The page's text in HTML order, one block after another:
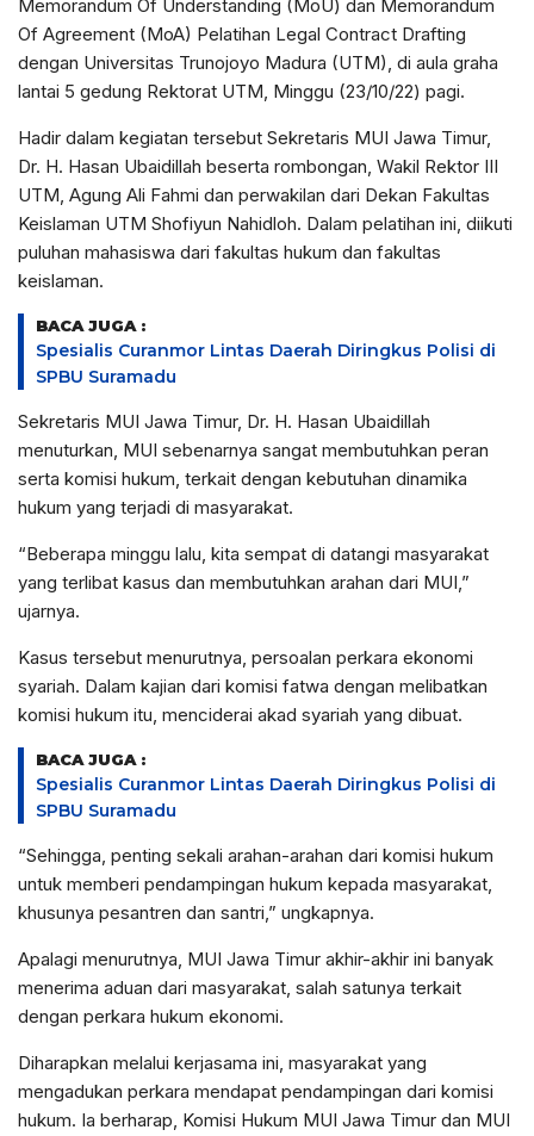
Memorandum Of Understanding (MoU) dan Memorandum
Of Agreement (MoA) Pelatihan Legal Contract Drafting
dengan Universitas Trunojoyo Madura (UTM), di aula graha
lantai 5 gedung Rektorat UTM, Minggu (23/10/22) pagi.
Hadir dalam kegiatan tersebut Sekretaris MUI Jawa Timur,
Dr. H. Hasan Ubaidillah beserta rombongan, Wakil Rektor III
UTM, Agung Ali Fahmi dan perwakilan dari Dekan Fakultas
Keislaman UTM Shofiyun Nahidloh. Dalam pelatihan ini, diikuti
puluhan mahasiswa dari fakultas hukum dan fakultas
keislaman.
BACA JUGA :
Spesialis Curanmor Lintas Daerah Diringkus Polisi di
SPBU Suramadu
Sekretaris MUI Jawa Timur, Dr. H. Hasan Ubaidillah
menuturkan, MUI sebenarnya sangat membutuhkan peran
serta komisi hukum, terkait dengan kebutuhan dinamika
hukum yang terjadi di masyarakat.
“Beberapa minggu lalu, kita sempat di datangi masyarakat
yang terlibat kasus dan membutuhkan arahan dari MUI,”
ujarnya.
Kasus tersebut menurutnya, persoalan perkara ekonomi
syariah. Dalam kajian dari komisi fatwa dengan melibatkan
komisi hukum itu, menciderai akad syariah yang dibuat.
BACA JUGA :
Spesialis Curanmor Lintas Daerah Diringkus Polisi di
SPBU Suramadu
“Sehingga, penting sekali arahan-arahan dari komisi hukum
untuk memberi pendampingan hukum kepada masyarakat,
khusunya pesantren dan santri,” ungkapnya.
Apalagi menurutnya, MUI Jawa Timur akhir-akhir ini banyak
menerima aduan dari masyarakat, salah satunya terkait
dengan perkara hukum ekonomi.
Diharapkan melalui kerjasama ini, masyarakat yang
mengadukan perkara mendapat pendampingan dari komisi
hukum. Ia berharap, Komisi Hukum MUI Jawa Timur dan MUI